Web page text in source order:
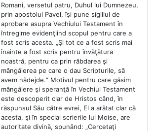
Romani, versetul patru, Duhul lui Dumnezeu,
prin apostolul Pavel, îşi pune sigiliul de
aprobare asupra Vechiului Testament în
întregime evidenţiind scopul pentru care a
fost scris acesta. „Şi tot ce a fost scris mai
înainte a fost scris pentru învăţătura
noastră, pentru ca prin răbdarea şi
mângâierea pe care o dau Scripturile, să
avem nădejde.“ Motivul pentru care găsim
mângâiere şi speranţă în Vechiul Testament
este descoperit clar de Hristos când, în
răspunsul Său către evrei, El a arătat clar că
acesta, şi în special scrierile lui Moise, are
autoritate divină, spunând: „Cercetaţi